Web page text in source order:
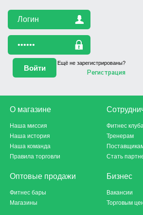
Ещё не зарегистрированы?
Регистрация
О магазине
Наша миссия
Наша история
Наша команда
Правила торговли
Фитнес
Тренерам
Стать
Оптовые продажи
Фитнес бары
Магазины
Бизнес
Вакансии
Торговым